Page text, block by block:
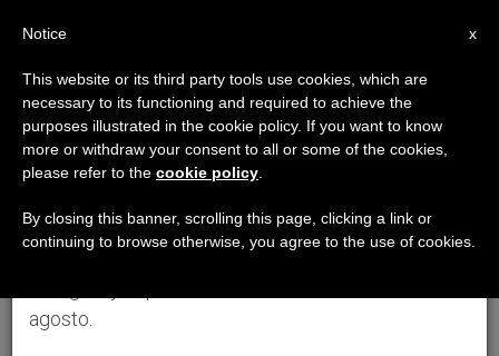
×
Aviso importante
Del 27 de julio al 7 de agosto haremos la pausa
anual, aprovechando que en el periodo de verano
se generan menos informaciones y también el
agosto.
x
Notice
This website or its third party tools use cookies, which are
necessary to its functioning and required to achieve the
purposes illustrated in the cookie policy. If you want to know
more or withdraw your consent to all or some of the cookies,
please refer to the cookie policy
By closing this banner, scrolling this page, clicking a link or
continuing to browse otherwise, you agree to the use of cookies.